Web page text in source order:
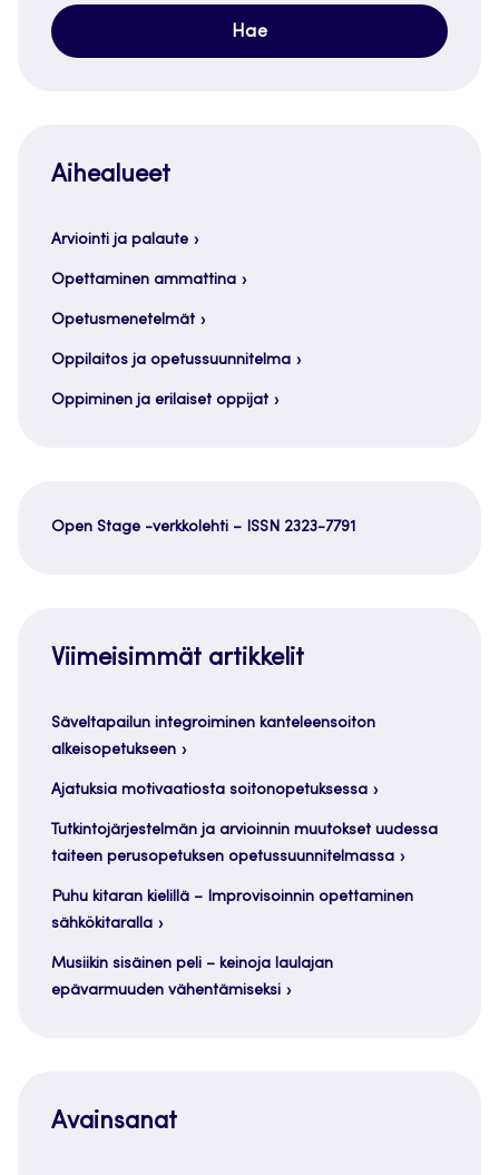
Aihealueet
Arviointi ja palaute
Opettaminen ammattina
Opetusmenetelmät
Oppilaitos ja opetussuunnitelma
Oppiminen ja erilaiset oppijat
Open Stage -verkkolehti – ISSN 2323-7791
Viimeisimmät artikkelit
Säveltapailun integroiminen kanteleensoiton
alkeisopetukseen
Ajatuksia motivaatiosta soitonopetuksessa
Tutkintojärjestelmän ja arvioinnin muutokset uudessa
taiteen perusopetuksen opetussuunnitelmassa
Puhu kitaran kielillä – Improvisoinnin opettaminen
sähkökitaralla
Musiikin sisäinen peli – keinoja laulajan
epävarmuuden vähentämiseksi
Avainsanat